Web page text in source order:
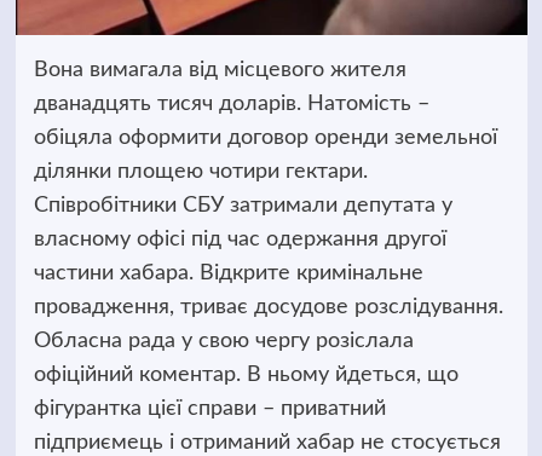
Вона вимагала від місцевого жителя
дванадцять тисяч доларів. Натомість –
обіцяла оформити договор оренди земельної
ділянки площею чотири гектари.
Співробітники СБУ затримали депутата у
власному офісі під час одержання другої
частини хабара. Відкрите кримінальне
провадження, триває досудове розслідування.
Обласна рада у свою чергу розіслала
офіційний коментар. В ньому йдеться, що
фігурантка цієї справи – приватний
підприємець і отриманий хабар не стосується